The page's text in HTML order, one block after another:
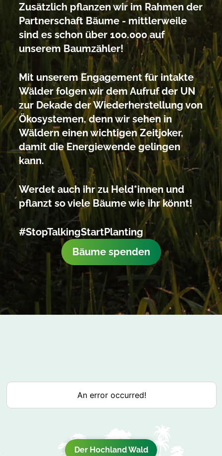
Zusätzlich pflanzen wir im Rahmen der
Partnerschaft Bäume - mittlerweile
sind es schon über 100.000 auf
unserem Baumzähler!
Mit unserem Engagement für intakte
Wälder folgen wir dem Aufruf der UN
zur Dekade der Wiederherstellung von
Ökosystemen, denn wir sehen in
Wäldern einen wichtigen Zeitjoker,
damit die Energiewende gelingen
kann.
Werdet auch ihr zu Held*innen und
pflanzt so viele Bäume wie ihr könnt!
#StopTalkingStartPlanting
Bäume spenden
Der Hochland Wald